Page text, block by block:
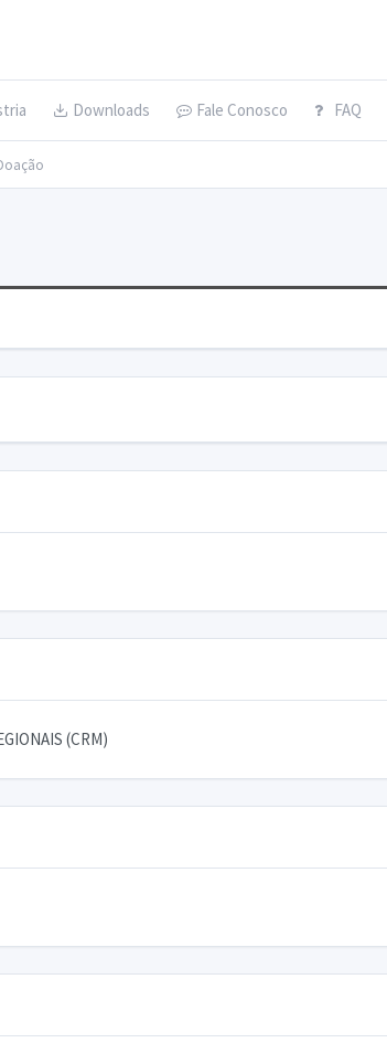
Downloads Fale Conosco FAQ
(CRM)